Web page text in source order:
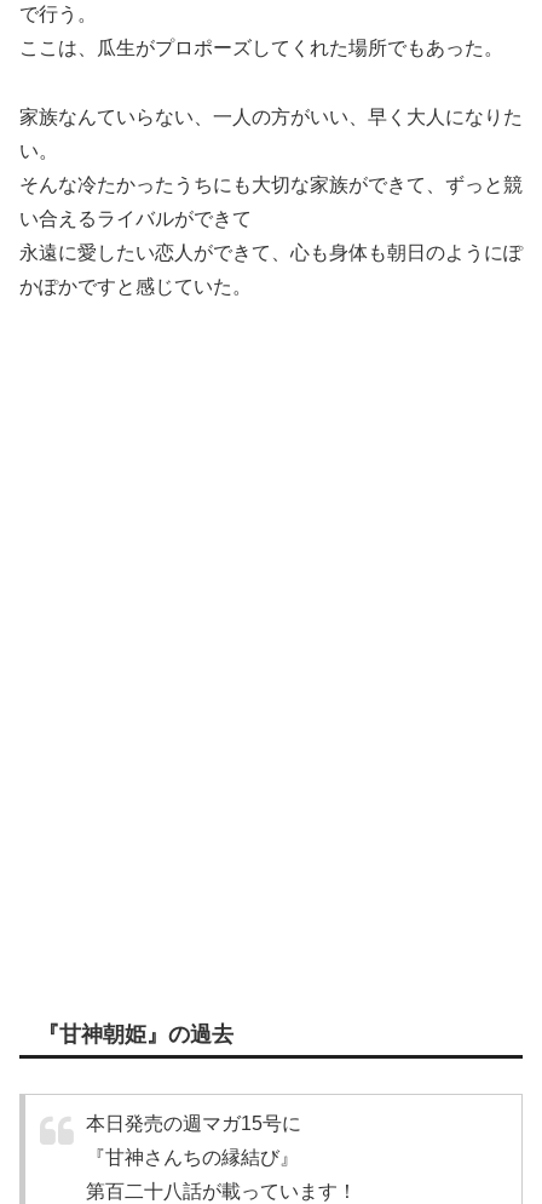
で行う。
ここは、瓜生がプロポーズしてくれた場所でもあった。
家族なんていらない、一人の方がいい、早く大人になりた
い。
そんな冷たかったうちにも大切な家族ができて、ずっと競
い合えるライバルができて
永遠に愛したい恋人ができて、心も身体も朝日のようにぽ
かぽかですと感じていた。
『甘神朝姫』の過去
本日発売の週マガ15号に
『甘神さんちの縁結び』
第百二十八話が載っています！